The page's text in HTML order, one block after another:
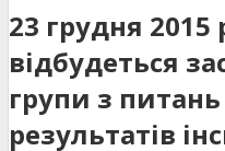
23 грудня 2015
відбудеться
групи з
результатів